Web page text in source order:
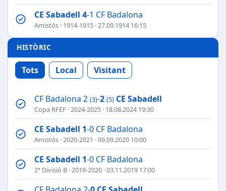
CE Sabadell 4-1 CF Badalona
Amistós · 1914-1915 · 27.09.1914 16:15
HISTÒRIC
Tots Local Visitant
CF Badalona 2 (3)-2 (5) CE Sabadell
Copa RFEF ·2024-2025 · 18.08.2024 19:30
CE Sabadell 1-0 CF Badalona
Amistós ·2020-2021 · 09.09.2020 10:00
CE Sabadell 1-0 CF Badalona
2ª Divisió B ·2019-2020 · 03.11.2019 17:00